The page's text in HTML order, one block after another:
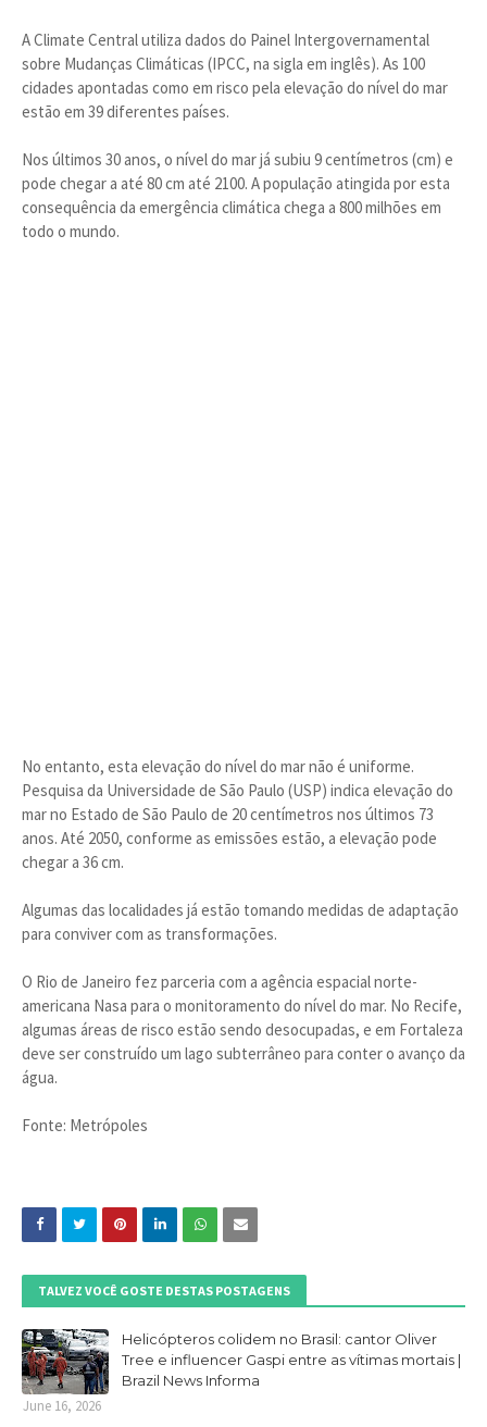
A Climate Central utiliza dados do Painel Intergovernamental
sobre Mudanças Climáticas (IPCC, na sigla em inglês). As 100
cidades apontadas como em risco pela elevação do nível do mar
estão em 39 diferentes países.
Nos últimos 30 anos, o nível do mar já subiu 9 centímetros (cm) e
pode chegar a até 80 cm até 2100. A população atingida por esta
consequência da emergência climática chega a 800 milhões em
todo o mundo.
No entanto, esta elevação do nível do mar não é uniforme.
Pesquisa da Universidade de São Paulo (USP) indica elevação do
mar no Estado de São Paulo de 20 centímetros nos últimos 73
anos. Até 2050, conforme as emissões estão, a elevação pode
chegar a 36 cm.
Algumas das localidades já estão tomando medidas de adaptação
para conviver com as transformações.
O Rio de Janeiro fez parceria com a agência espacial norte-
americana Nasa para o monitoramento do nível do mar. No Recife,
algumas áreas de risco estão sendo desocupadas, e em Fortaleza
deve ser construído um lago subterrâneo para conter o avanço da
água.
Fonte: Metrópoles
TALVEZ VOCÊ GOSTE DESTAS POSTAGENS
Helicópteros colidem no Brasil: cantor Oliver
Tree e influencer Gaspi entre as vítimas mortais |
Brazil News Informa
June 16, 2026